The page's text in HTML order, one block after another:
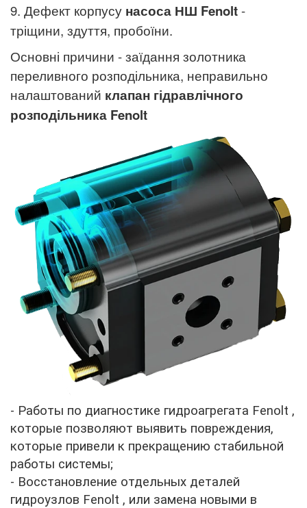
9. Дефект корпусу насоса НШ Fenolt-
тріщини, здуття, пробоїни.
Основні причини - заїдання золотника
переливного розподільника, неправильно
налаштований клапан гідравлічного
розподільника Fenolt
- Работы по диагностике гидроагрегата Fenolt ,
которые позволяют выявить повреждения,
которые привели к прекращению стабильной
работы системы;
- Восстановление отдельных деталей
гидроузлов Fenolt , или замена новыми в